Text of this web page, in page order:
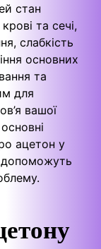
стан
та сечі,
слабкість
основних
та
для
вашої
ацетон у
допоможуть